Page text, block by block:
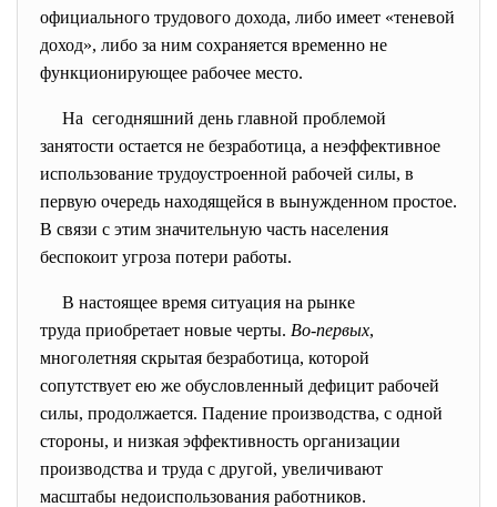
официального трудового дохода, либо имеет «теневой
доход», либо за ним сохраняется временно не
функционирующее рабочее место.
На сегодняшний день главной проблемой
занятости остается не безработица, а неэффективное
использование трудоустроенной рабочей силы, в
первую очередь находящейся в вынужденном простое.
В связи с этим значительную часть населения
беспокоит угроза потери работы.
В настоящее время ситуация на рынке
труда приобретает новые черты. Во-первых,
многолетняя скрытая безработица, которой
сопутствует ею же обусловленный дефицит рабочей
силы, продолжается. Падение производства, с одной
стороны, и низкая эффективность организации
производства и труда с другой, увеличивают
масштабы недоиспользования работников.